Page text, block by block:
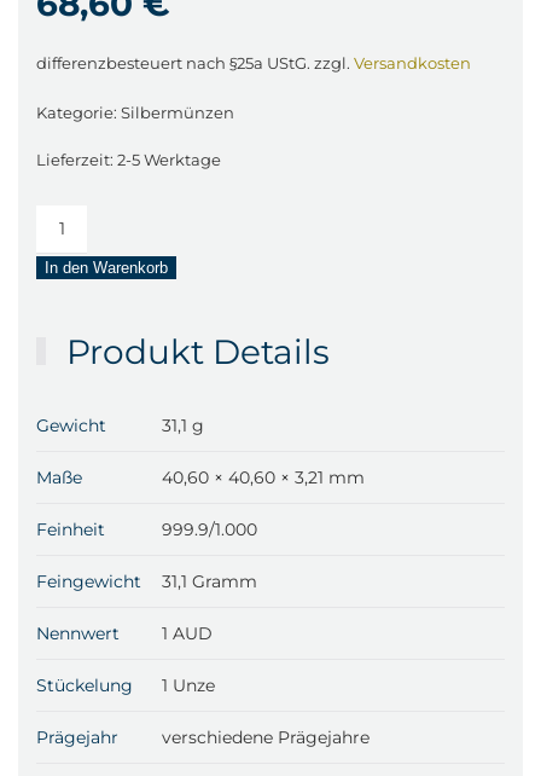
differenzbesteuert nach §25a UStG. zzgl. Versandkosten
Kategorie: Silbermünzen
Lieferzeit: 2-5 Werktage
Silbermünze
Mint)
divers
2.
Menge
In den Warenkorb
Produkt Details
Gewicht 31,1 g
Maße 40,60 × 40,60 × 3,21 mm
Feinheit 999.9/1.000
Feingewicht 31,1 Gramm
Nennwert 1 AUD
Stückelung 1 Unze
Prägejahr verschiedene Prägejahre